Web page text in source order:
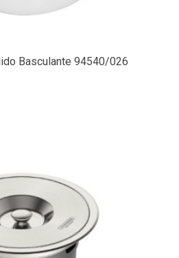
Basculante 94540/026